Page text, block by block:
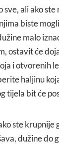
ali ako
biste
malo
ostavit će
i otvorenih
haljinu
tijela bit će
ste krupnije
dužine do